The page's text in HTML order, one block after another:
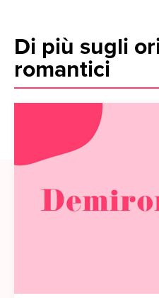
Di più sugli
romantici